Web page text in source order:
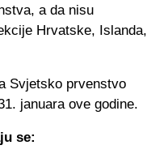
a da nisu
Hrvatske, Islanda,
Svjetsko prvenstvo
januara ove godine.
se: